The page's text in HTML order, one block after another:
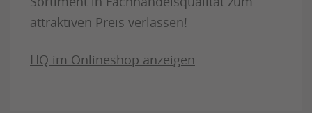
attraktiven Preis verlassen!
HQ im Onlineshop anzeigen